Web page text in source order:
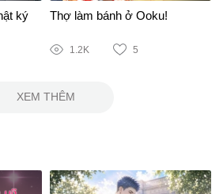
ký
Thợ làm bánh ở Ooku!
1.2K 5
XEM THÊM